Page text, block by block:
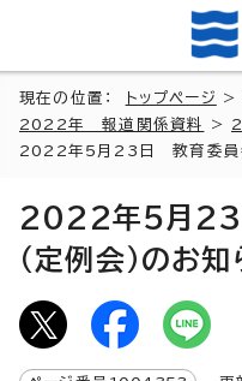
現在の位置： トップページ
2022年 報道関係資料
>
2022年5月23日 教育委員会
2022年5月23
（定例会）のお知